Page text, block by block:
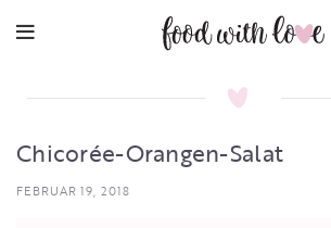
Chicorée-Orangen-Salat
FEBRUAR 19, 2018